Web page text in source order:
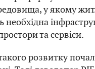
у якому
та сервіси.
розвитку